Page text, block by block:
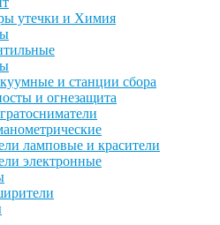
утечки и Химия
и станции сбора
и огнезащита
ламповые и красители
электронные